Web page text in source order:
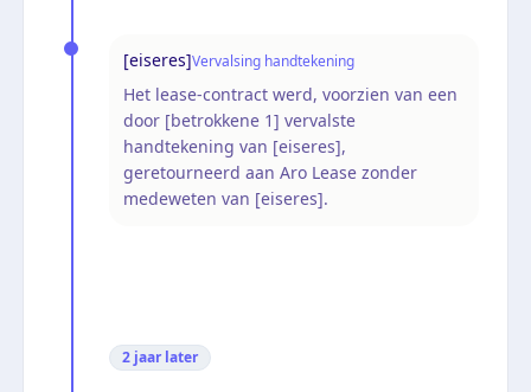
[eiseres]Vervalsing handtekening
Het lease-contract werd, voorzien van een
door [betrokkene 1] vervalste
handtekening van [eiseres],
geretourneerd aan Aro Lease zonder
medeweten van [eiseres].
2 jaar later